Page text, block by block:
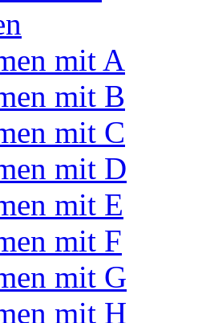
mit A
mit B
mit C
mit D
mit E
mit F
mit G
mit H